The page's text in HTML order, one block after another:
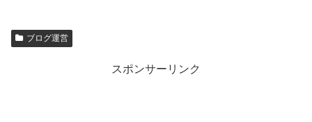
ブログ運営
スポンサーリンク